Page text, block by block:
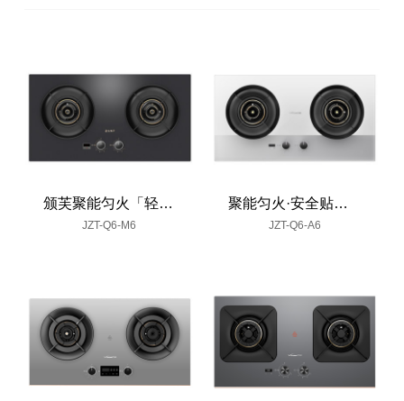
颁芙聚能匀火「轻奢金山」
JZT-Q6-M6
聚能匀火·安全贴锅灶-「白银水墨」
JZT-Q6-A6